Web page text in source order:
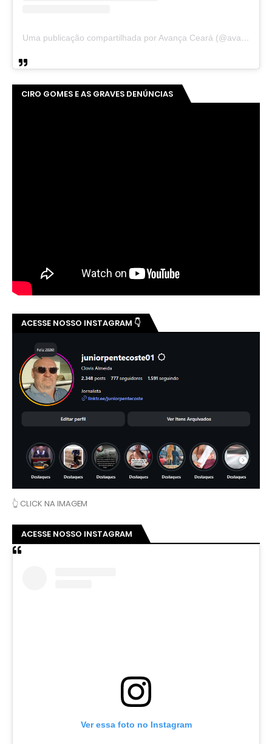
Uma publicação compartilhada por Avança Ceará (@avancaceara)
CIRO GOMES E AS GRAVES DENÚNCIAS
ACESSE NOSSO INSTAGRAM 👇
👆 CLICK NA IMAGEM
ACESSE NOSSO INSTAGRAM
Ver essa foto no Instagram